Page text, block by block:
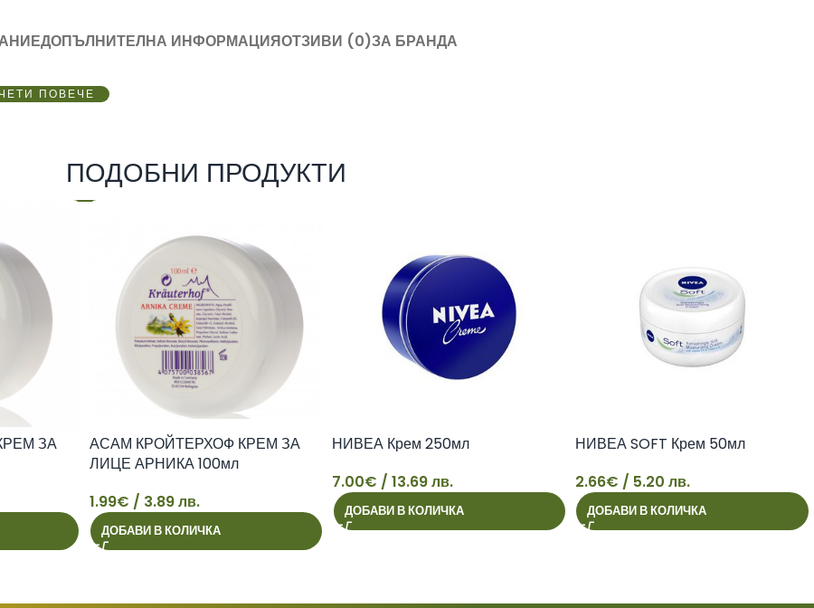
ДОПЪЛНИТЕЛНА ИНФОРМАЦИЯОТЗИВИ (0)ЗА БРАНДА
ПОВЕЧЕ
ПОДОБНИ ПРОДУКТИ
ЗА
АСАМ КРОЙТЕРХОФ КРЕМ ЗА
ЛИЦЕ АРНИКА 100мл
1.99€ / 3.89 лв.
ДОБАВИ В КОЛИЧКА
7
НИВЕА Крем 250мл
7.00€ / 13.69 лв.
ДОБАВИ В КОЛИЧКА
2
НИВЕА SOFT Крем 50мл
2.66€ / 5.20 лв.
ДОБАВИ В КОЛИЧКА